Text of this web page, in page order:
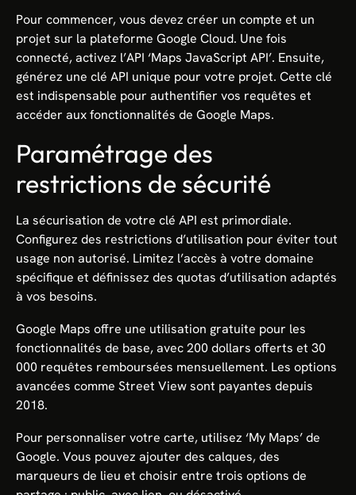
Pour commencer, vous devez créer un compte et un
projet sur la plateforme Google Cloud. Une fois
connecté, activez l’API ‘Maps JavaScript API’. Ensuite,
générez une clé API unique pour votre projet. Cette clé
est indispensable pour authentifier vos requêtes et
accéder aux fonctionnalités de Google Maps.
Paramétrage des
restrictions de sécurité
La sécurisation de votre clé API est primordiale.
Configurez des restrictions d’utilisation pour éviter tout
usage non autorisé. Limitez l’accès à votre domaine
spécifique et définissez des quotas d’utilisation adaptés
à vos besoins.
Google Maps offre une utilisation gratuite pour les
fonctionnalités de base, avec 200 dollars offerts et 30
000 requêtes remboursées mensuellement. Les options
avancées comme Street View sont payantes depuis
2018.
Pour personnaliser votre carte, utilisez ‘My Maps’ de
Google. Vous pouvez ajouter des calques, des
marqueurs de lieu et choisir entre trois options de